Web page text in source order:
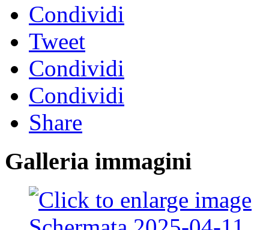
Condividi
Tweet
Condividi
Condividi
Share
Galleria immagini